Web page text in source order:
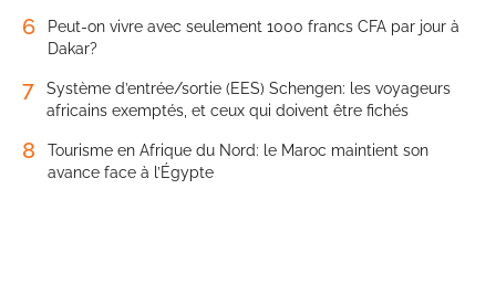
6
Peut-on vivre avec seulement 1000 francs CFA par jour à
Dakar?
7
Système d’entrée/sortie (EES) Schengen: les voyageurs
africains exemptés, et ceux qui doivent être fichés
8
Tourisme en Afrique du Nord: le Maroc maintient son
avance face à l’Égypte